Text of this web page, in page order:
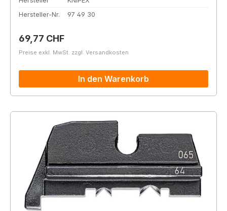
Hersteller-Nr.
97 49 30
Regulärer Preis:
69,77 CHF
Preise exkl. MwSt. zzgl. Versandkosten
In den Warenkorb